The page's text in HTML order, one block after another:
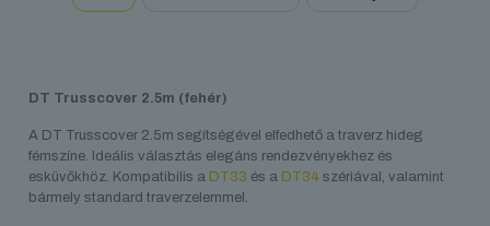
DT Trusscover 2.5m (fehér)
A DT Trusscover 2.5m segítségével elfedhető a traverz hideg
fémszíne. Ideális választás elegáns rendezvényekhez és
esküvőkhöz. Kompatibilis a DT33 és a DT34 szériával, valamint
bármely standard traverzelemmel.